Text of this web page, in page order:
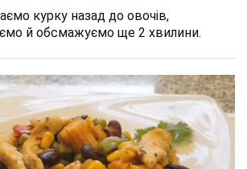
курку назад до овочів,
й обсмажуємо ще 2 хвилини.